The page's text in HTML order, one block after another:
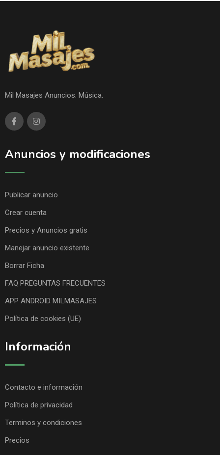
Mil Masajes Anuncios. Música.
Anuncios y modificaciones
Publicar anuncio
Crear cuenta
Precios y Anuncios gratis
Manejar anuncio existente
Borrar Ficha
FAQ PREGUNTAS FRECUENTES
APP ANDROID MILMASAJES
Política de cookies (UE)
Información
Contacto e información
Política de privacidad
Terminos y condiciones
Precios